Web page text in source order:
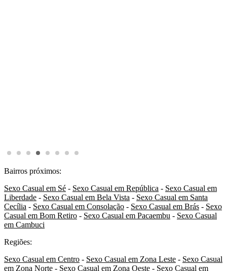
Bairros próximos:
Sexo Casual em Sé - Sexo Casual em República - Sexo Casual em
Liberdade - Sexo Casual em Bela Vista - Sexo Casual em Santa
Cecília - Sexo Casual em Consolação - Sexo Casual em Brás - Sexo
Casual em Bom Retiro - Sexo Casual em Pacaembu - Sexo Casual
em Cambuci
Regiões:
Sexo Casual em Centro - Sexo Casual em Zona Leste - Sexo Casual
em Zona Norte - Sexo Casual em Zona Oeste - Sexo Casual em